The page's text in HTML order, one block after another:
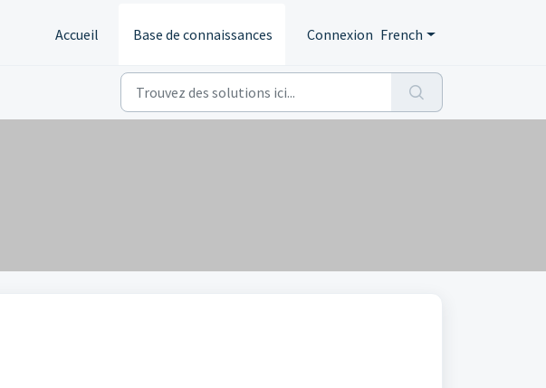
Accueil Base de connaissances Connexion French